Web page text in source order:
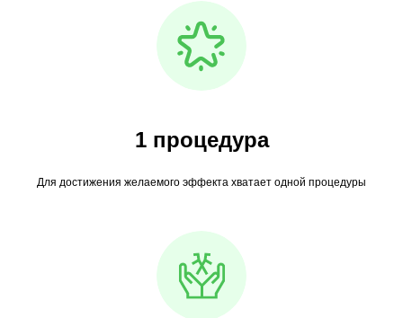
1 процедура
Для достижения желаемого эффекта хватает одной процедуры